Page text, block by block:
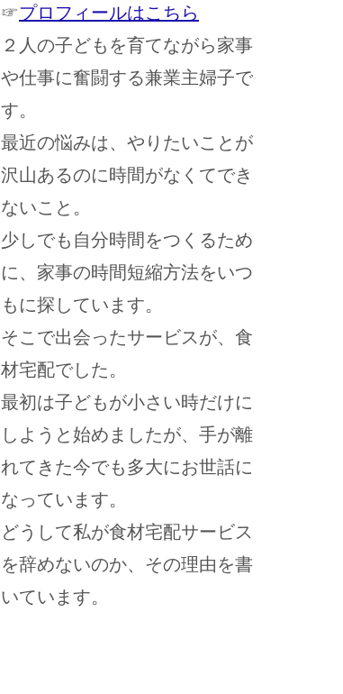
☞プロフィールはこちら
２人の子どもを育てながら家事
や仕事に奮闘する兼業主婦子で
す。
最近の悩みは、やりたいことが
沢山あるのに時間がなくてでき
ないこと。
少しでも自分時間をつくるため
に、家事の時間短縮方法をいつ
もに探しています。
そこで出会ったサービスが、食
材宅配でした。
最初は子どもが小さい時だけに
しようと始めましたが、手が離
れてきた今でも多大にお世話に
なっています。
どうして私が食材宅配サービス
を辞めないのか、その理由を書
いています。